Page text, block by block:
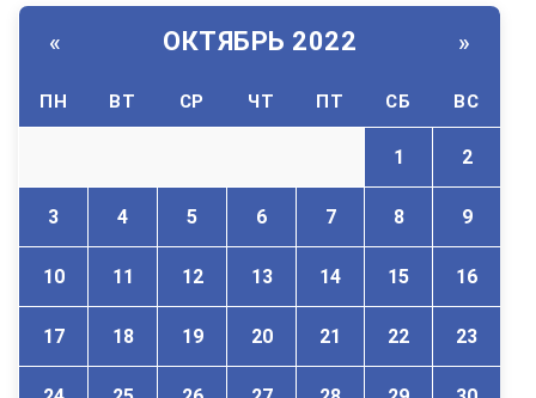
« ОКТЯБРЬ 2022 »
ПН ВТ СР ЧТ ПТ СБ ВС
1 2
3 4 5 6 7 8 9
10 11 12 13 14 15 16
17 18 19 20 21 22 23